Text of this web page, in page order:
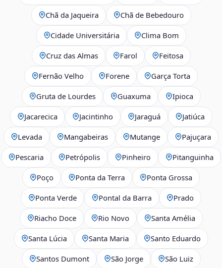
Chã da Jaqueira Chã de Bebedouro
Cidade Universitária Clima Bom
Cruz das Almas Farol Feitosa
Fernão Velho Forene Garça Torta
Gruta de Lourdes Guaxuma Ipioca
Jacarecica Jacintinho Jaraguá Jatiúca
Levada Mangabeiras Mutange Pajuçara
Pescaria Petrópolis Pinheiro Pitanguinha
Poço Ponta da Terra Ponta Grossa
Ponta Verde Pontal da Barra Prado
Riacho Doce Rio Novo Santa Amélia
Santa Lúcia Santa Maria Santo Eduardo
Santos Dumont São Jorge São Luiz